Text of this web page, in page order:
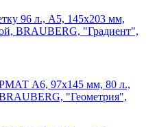
96 л., А5, 145х203 мм,
BRAUBERG, "Градиент",